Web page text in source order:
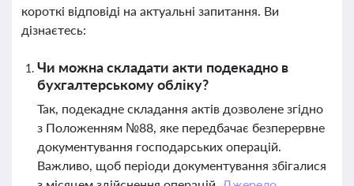
короткі відповіді на актуальні запитання. Ви
дізнаєтесь:
Чи можна складати акти подекадно в
бухгалтерському обліку?
Так, подекадне складання актів дозволене згідно
з Положенням №88, яке передбачає безперервне
документування господарських операцій.
Важливо, щоб періоди документування збігалися